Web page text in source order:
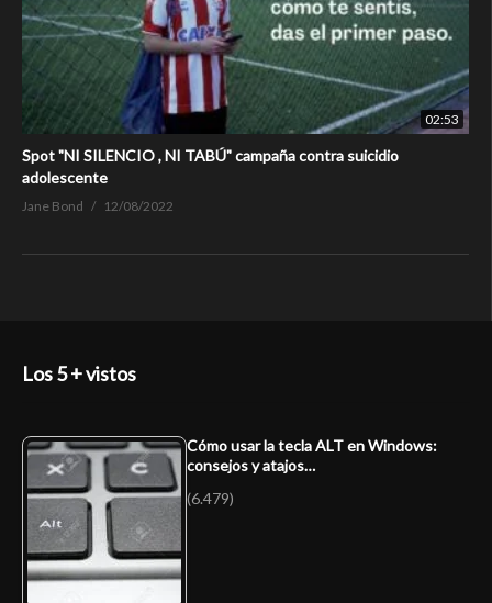
02:53
Spot "NI SILENCIO , NI TABÚ" campaña contra suicidio
adolescente
Jane Bond 12/08/2022
Los 5 + vistos
Cómo usar la tecla ALT en Windows:
consejos y atajos…
(6.479)